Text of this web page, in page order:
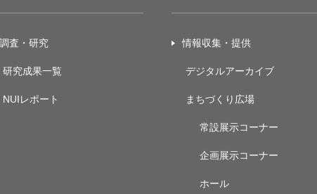
調査・研究
研究成果一覧
NUIレポート
情報収集・提供
デジタルアーカイブ
まちづくり広場
常設展示コーナー
企画展示コーナー
ホール